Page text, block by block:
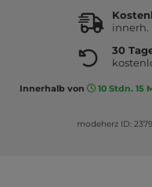
innerh.
30
Innerhalb von 10 Stdn. 15
modeherz ID: